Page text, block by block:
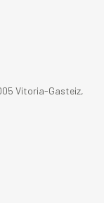
Vitoria-Gasteiz,